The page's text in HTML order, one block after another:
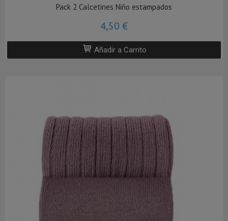
Pack 2 Calcetines Niño estampados
4,50 €
Añadir a Carrito